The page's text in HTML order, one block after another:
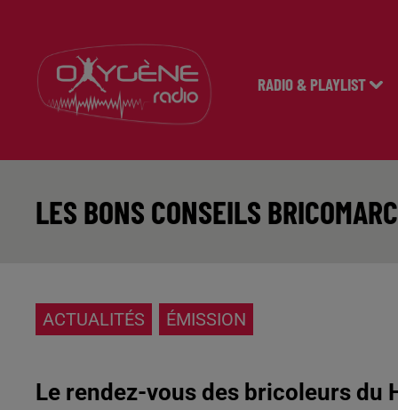
RADIO & PLAYLIST
LES BONS CONSEILS
ACTUALITÉS ÉMISSION
Le rendez-vous des bricoleurs du